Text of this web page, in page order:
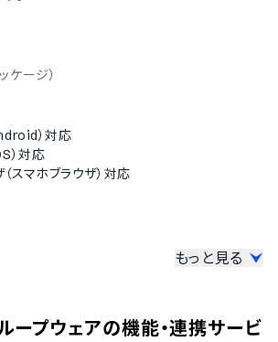
ケージ）
）対応
）対応
スマホブラウザ）対応
もっと見る
プウェアの機能・連携サービ